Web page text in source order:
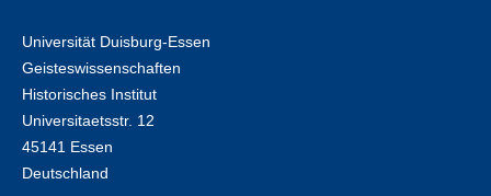
Universität Duisburg-Essen
Geisteswissenschaften
Historisches Institut
Universitaetsstr. 12​​
45141 Essen
Deutschland